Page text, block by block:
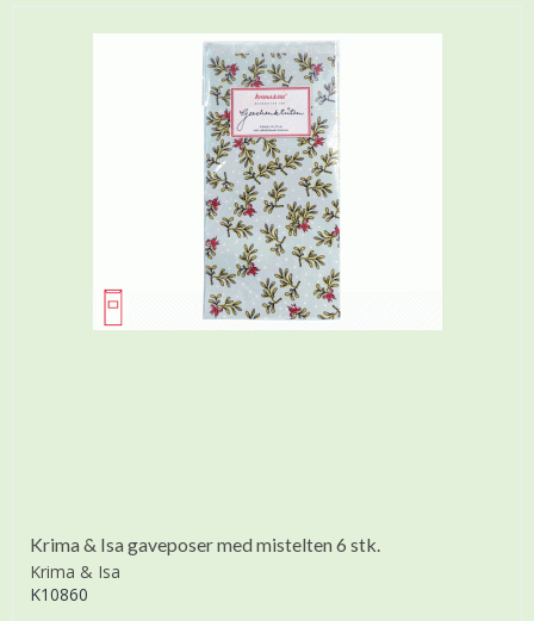
Krima & Isa gaveposer med mistelten 6 stk.
Krima & Isa
K10860